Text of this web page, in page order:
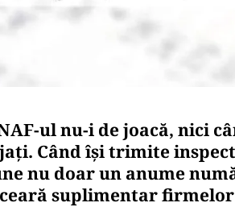
ul nu-i de joacă, nici
Când își trimite
nu doar un anume
suplimentar